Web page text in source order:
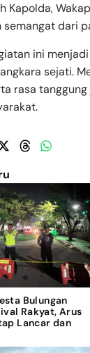
Kapolda,
dari
ini
sejati.
rasa
Bulungan
Rakyat, Arus
Lancar dan